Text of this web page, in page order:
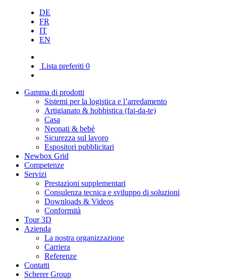
DE
FR
IT
EN
Lista preferiti 0
Gamma di prodotti
Sistemi per la logistica e l’arredamento
Artigianato & hobbistica (fai-da-te)
Casa
Neonati & bebè
Sicurezza sul lavoro
Espositori pubblicitari
Newbox Grid
Competenze
Servizi
Prestazioni supplementari
Consulenza tecnica e sviluppo di soluzioni
Downloads & Videos
Conformità
Tour 3D
Azienda
La nostra organizzazione
Carriera
Referenze
Contatti
Scherer Group